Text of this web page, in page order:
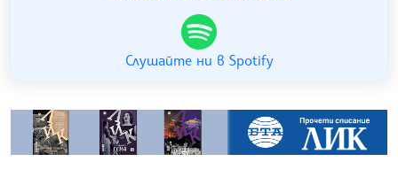
Слушайте ни в Spotify